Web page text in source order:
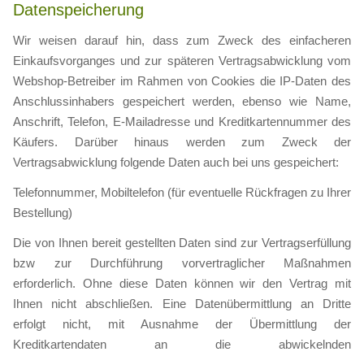
Datenspeicherung
Wir weisen darauf hin, dass zum Zweck des einfacheren
Einkaufsvorganges und zur späteren Vertragsabwicklung vom
Webshop-Betreiber im Rahmen von Cookies die IP-Daten des
Anschlussinhabers gespeichert werden, ebenso wie Name,
Anschrift, Telefon, E-Mailadresse und Kreditkartennummer des
Käufers. Darüber hinaus werden zum Zweck der
Vertragsabwicklung folgende Daten auch bei uns gespeichert:
Telefonnummer, Mobiltelefon (für eventuelle Rückfragen zu Ihrer
Bestellung)
Die von Ihnen bereit gestellten Daten sind zur Vertragserfüllung
bzw zur Durchführung vorvertraglicher Maßnahmen
erforderlich. Ohne diese Daten können wir den Vertrag mit
Ihnen nicht abschließen. Eine Datenübermittlung an Dritte
erfolgt nicht, mit Ausnahme der Übermittlung der
Kreditkartendaten an die abwickelnden